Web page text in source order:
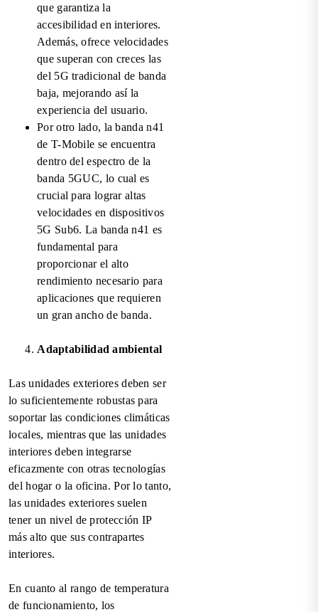
que garantiza la
accesibilidad en interiores.
Además, ofrece velocidades
que superan con creces las
del 5G tradicional de banda
baja, mejorando así la
experiencia del usuario.
Por otro lado, la banda n41
de T-Mobile se encuentra
dentro del espectro de la
banda 5GUC, lo cual es
crucial para lograr altas
velocidades en dispositivos
5G Sub6. La banda n41 es
fundamental para
proporcionar el alto
rendimiento necesario para
aplicaciones que requieren
un gran ancho de banda.
Adaptabilidad ambiental
Las unidades exteriores deben ser
lo suficientemente robustas para
soportar las condiciones climáticas
locales, mientras que las unidades
interiores deben integrarse
eficazmente con otras tecnologías
del hogar o la oficina. Por lo tanto,
las unidades exteriores suelen
tener un nivel de protección IP
más alto que sus contrapartes
interiores.
En cuanto al rango de temperatura
de funcionamiento, los